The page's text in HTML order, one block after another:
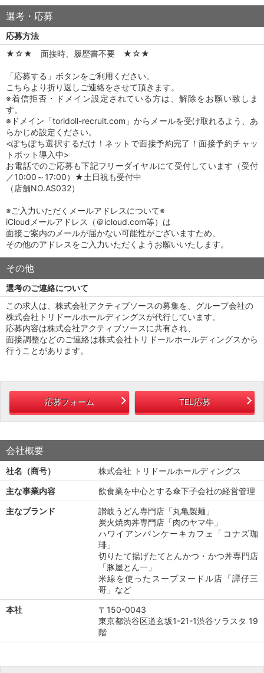
選考・応募
応募方法
★☆★ 面接時、履歴書不要 ★☆★
「応募する」ボタンをご利用ください。
こちらより折り返しご連絡をさせて頂きます。
※着信拒否・ドメイン設定されている方は、解除をお願い致しま
す。
※ドメイン「toridoll-recruit.com」からメールを受け取れるよう、あ
らかじめ設定ください。
<ぽちぽち選択するだけ！ネットで面接予約完了！面接予約チャッ
トボット導入中>
お電話でのご応募も下記フリーダイヤルにて受付しています（受付
／10:00～17:00）★土日祝も受付中
（店舗NO.AS032）
※ご入力いただくメールアドレスについて※
iCloudメールアドレス（＠icloud.com等）は
面接ご案内のメールが届かない可能性がございますため、
その他のアドレスをご入力いただくようお願いいたします。
その他
選考のご連絡について
この求人は、株式会社アクティブソースの募集を、グループ会社の
株式会社トリドールホールディングスが代行しています。
応募内容は株式会社アクティブソースに共有され、
面接調整などのご連絡は株式会社トリドールホールディングスから
行うことがあります。
応募フォーム TEL応募
会社概要
社名（商号）
株式会社 トリドールホールディングス
主な事業内容
飲食業を中心とする傘下子会社の経営管理
主なブランド
讃岐うどん専門店「丸亀製麺」
炭火焼肉丼専門店「肉のヤマ牛」
ハワイアンパンケーキカフェ「コナズ珈
琲」
切りたて揚げたてとんかつ・かつ丼専門店
「豚屋とん一」
米線を使ったスープヌードル店「譚仔三
哥」など
本社
〒150-0043
東京都渋谷区道玄坂1-21-1渋谷ソラスタ 19
階